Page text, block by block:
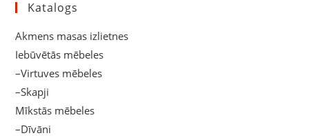
Katalogs
Akmens masas izlietnes
Iebūvētās mēbeles
–Virtuves mēbeles
–Skapji
Mīkstās mēbeles
–Dīvāni